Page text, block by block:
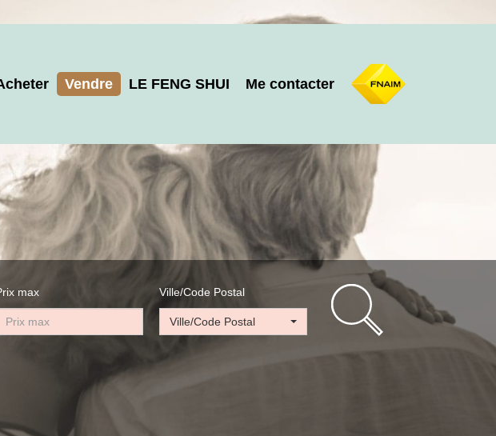
Vendre LE FENG SHUI Me contacter
max Ville/Code Postal
Ville/Code Postal